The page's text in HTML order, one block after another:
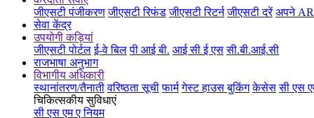
जीएसटी पंजीकरण जीएसटी रिफंड जीएसटी रिटर्न जीएसटी दरें अपने
सेवा केंद्र
उपयोगी कड़ियां
जीएसटी पोर्टल ई-वे बिल पी आई बी. आई सी ई एस सी.बी.आई.सी
राजभाषा अनुभाग
विभागीय अधिकारी
स्थानांतरण/तैनाती वरिष्ठता सूची फार्म गेस्ट हाउस बुकिंग केसेस सी एस
चिकित्सकीय सुविधाएं
सी एस एम ए नियम